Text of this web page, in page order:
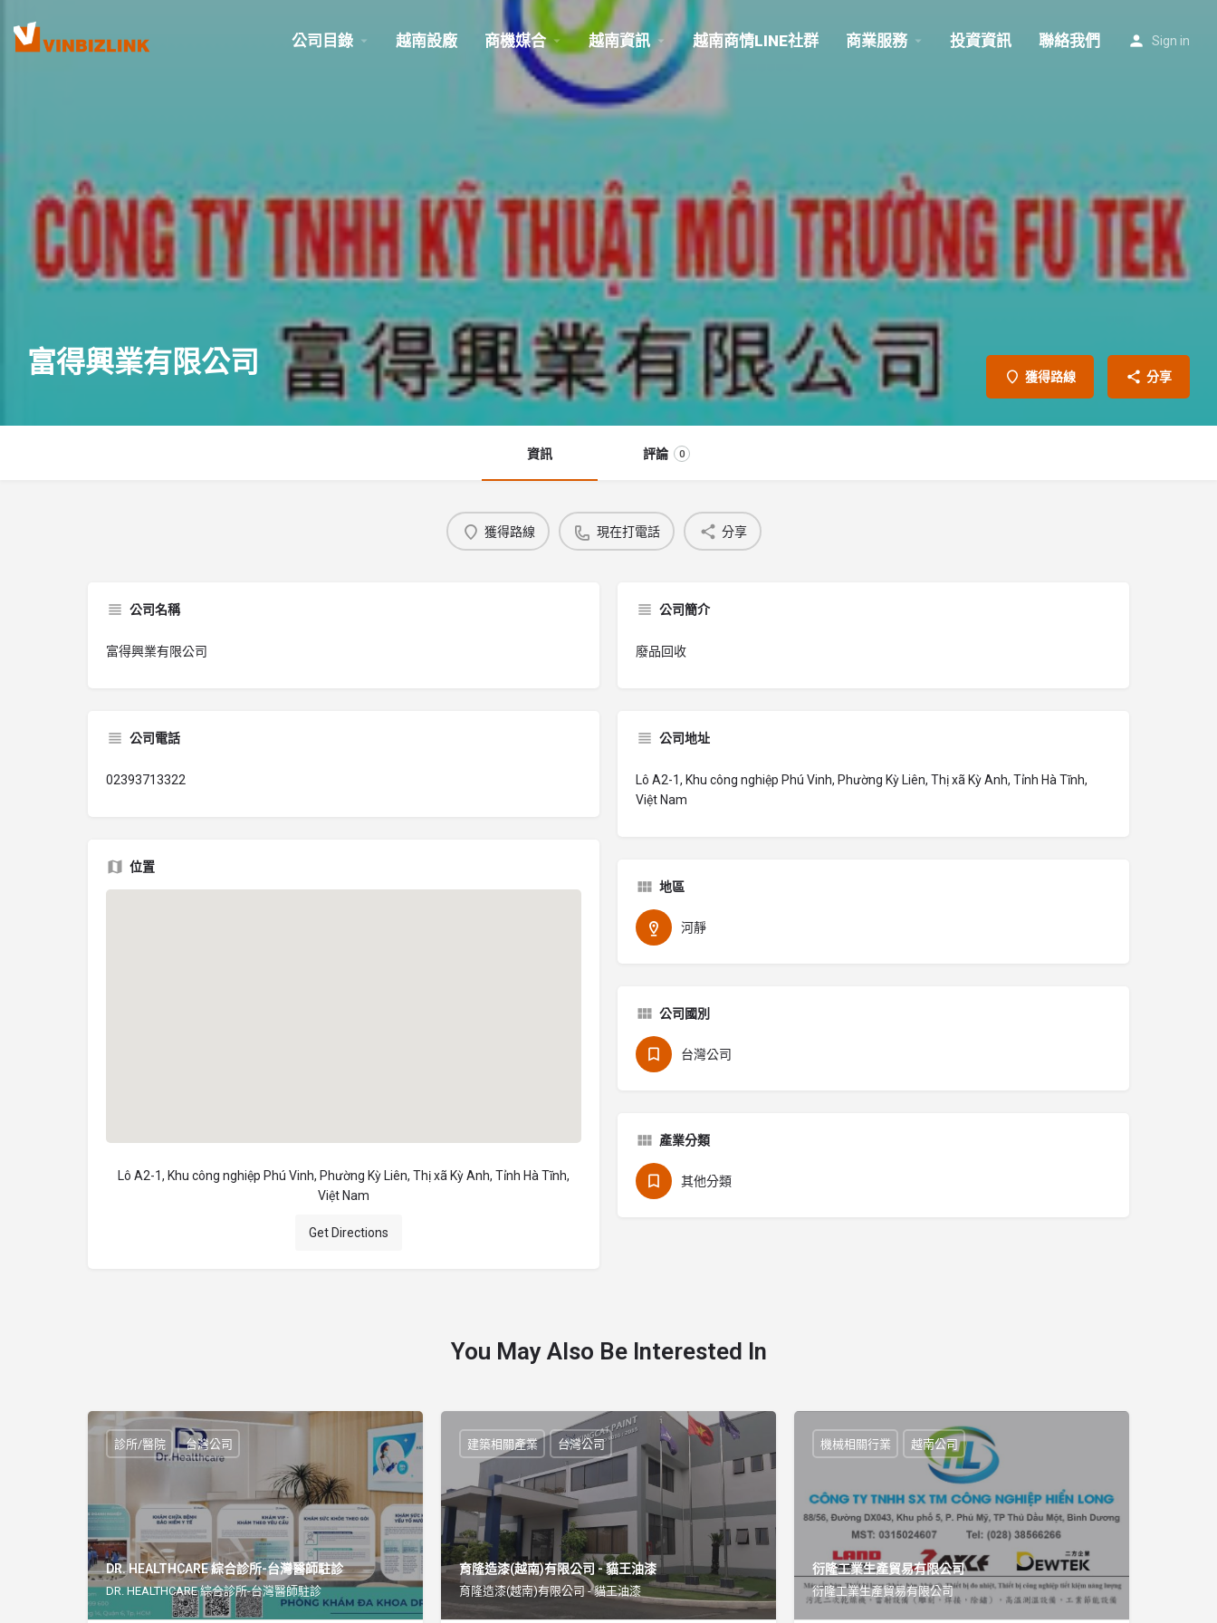
公司目錄 越南設廠 商機媒合 越南資訊 越南商情LINE社群 商業服務 投資資訊 聯絡我們 Sign in
富得興業有限公司 獲得路線 分享
資訊 評論 0
獲得路線 現在打電話 分享
公司名稱
富得興業有限公司
公司簡介
廢品回收
公司電話
02393713322
公司地址
Lô A2-1, Khu công nghiệp Phú Vinh, Phường Kỳ Liên, Thị xã Kỳ Anh, Tỉnh Hà Tĩnh,
Việt Nam
位置
Lô A2-1, Khu công nghiệp Phú Vinh, Phường Kỳ Liên, Thị xã Kỳ Anh, Tỉnh Hà Tĩnh,
Việt Nam
Get Directions
地區
河靜
公司國別
台灣公司
產業分類
其他分類
You May Also Be Interested In
DR. HEALTHCARE 綜合診所-台灣醫師駐診
DR. HEALTHCARE 綜合診所-台灣醫師駐診
診所/醫院 台灣公司
育隆造漆(越南)有限公司 - 貓王油漆
育隆造漆(越南)有限公司 - 貓王油漆
建築相關產業 台灣公司
衍隆工業生產貿易有限公司
衍隆工業生產貿易有限公司
機械相關行業 越南公司